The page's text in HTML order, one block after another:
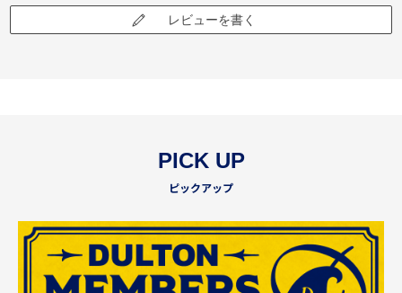
レビューを書く
PICK UP
ピックアップ